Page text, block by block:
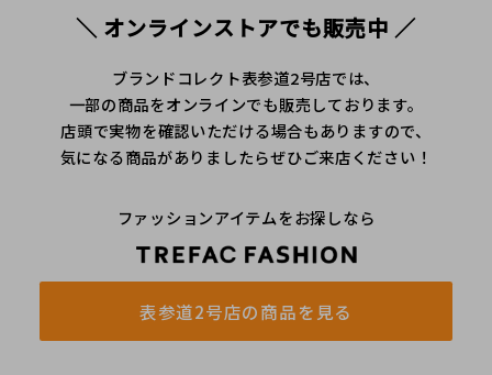
＼ オンラインストアでも販売中 ／
ブランドコレクト表参道2号店では、
一部の商品をオンラインでも販売しております。
店頭で実物を確認いただける場合もありますので、
気になる商品がありましたらぜひご来店ください！
ファッションアイテムをお探しなら
表参道2号店の商品を見る